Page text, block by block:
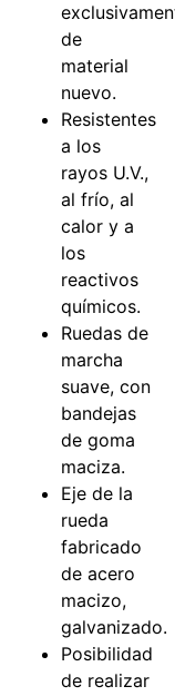
de
material
nuevo.
Resistentes
a los
rayos U.V.,
al frío, al
calor y a
los
reactivos
químicos.
Ruedas de
marcha
suave, con
bandejas
de goma
maciza.
Eje de la
rueda
fabricado
de acero
macizo,
galvanizado.
Posibilidad
de realizar